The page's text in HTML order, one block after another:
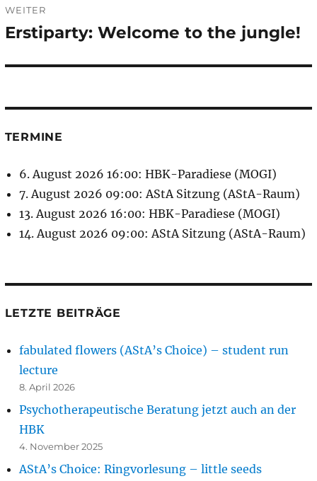
WEITER
Nächster
Erstiparty: Welcome to the jungle!
TERMINE
6. August 2026 16:00: HBK-Paradiese (MOGI)
7. August 2026 09:00: AStA Sitzung (AStA-Raum)
13. August 2026 16:00: HBK-Paradiese (MOGI)
14. August 2026 09:00: AStA Sitzung (AStA-Raum)
LETZTE BEITRÄGE
fabulated flowers (AStA’s Choice) – student run
lecture
8. April 2026
Psychotherapeutische Beratung jetzt auch an der
HBK
4. November 2025
AStA’s Choice: Ringvorlesung – little seeds